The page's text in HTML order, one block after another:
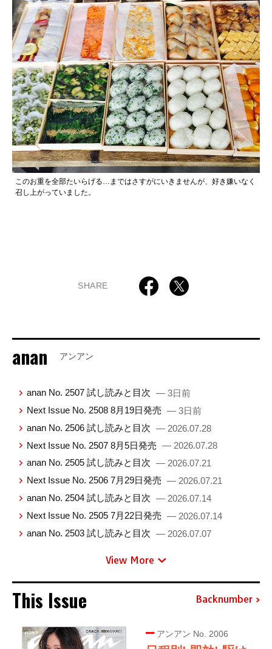
このお重を全部たいらげる…まではさすがにいきませんが、好き嫌いなく
召し上がっていました。
SHARE
anan アンアン
anan No. 2507 試し読みと目次 — 3日前
Next Issue No. 2508 8月19日発売 — 3日前
anan No. 2506 試し読みと目次 — 2026.07.28
Next Issue No. 2507 8月5日発売 — 2026.07.28
anan No. 2505 試し読みと目次 — 2026.07.21
Next Issue No. 2506 7月29日発売 — 2026.07.21
anan No. 2504 試し読みと目次 — 2026.07.14
Next Issue No. 2505 7月22日発売 — 2026.07.14
anan No. 2503 試し読みと目次 — 2026.07.07
View More
This Issue Backnumber
アンアン No. 2006